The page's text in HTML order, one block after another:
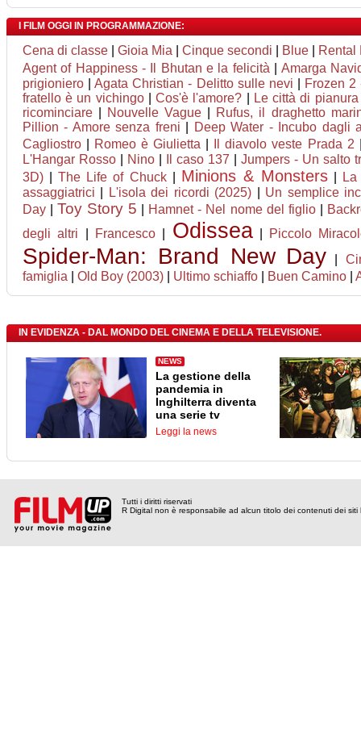
I FILM OGGI IN PROGRAMMAZIONE:
Cena di classe Gioia Mia Cinque secondi Blue
Rental
Agent of Happiness - Il Bhutan e la felicità
Amarga
prigioniero |Agata Christian - Delitto sulle nevi
Frozen 2
fratello è un vichingo|Cos'è l'amore? Le città di pianura
ricominciare
Nouvelle Vague
Rufus, il draghetto
Pillion - Amore senza freni
Deep Water - Incubo dagli
Cagliostro
Romeo è Giulietta Il diavolo veste Prada 2
L'Hangar Rosso
Nino Il caso 137
Jumpers - Un salto
3D) |The Life of Chuck| Minions & Monsters|
assaggiatrici
L'isola dei ricordi (2025)
Un semplice
Day |Toy Story 5 Hamnet - Nel nome del figlio|
degli altri
Francesco| Odissea| Piccolo
Spider-Man: Brand New Day
famiglia
Old Boy (2003) Ultimo schiaffo Buen Camino
IN EVIDENZA - DAL MONDO DEL CINEMA E DELLA TELEVISIONE.
NEWS
La gestione della
pandemia in
Inghilterra diventa
una serie tv
Leggi la news
Tutti i diritti riservati
R Digital non è responsabile ad alcun titolo dei contenuti dei siti